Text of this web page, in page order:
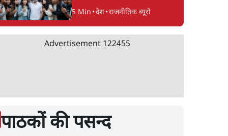
5 Min •देश•राजनीतिक ब्यूरो
Advertisement 122455
पाठकों की पसन्द